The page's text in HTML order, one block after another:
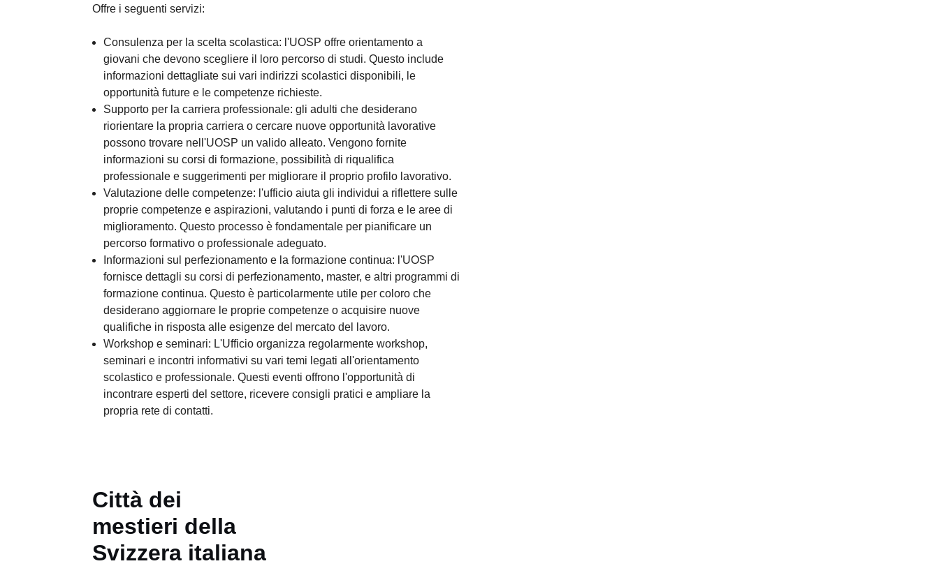
Offre i seguenti servizi:
Consulenza per la scelta scolastica: l'UOSP offre orientamento a
giovani che devono scegliere il loro percorso di studi. Questo include
informazioni dettagliate sui vari indirizzi scolastici disponibili, le
opportunità future e le competenze richieste.
Supporto per la carriera professionale: gli adulti che desiderano
riorientare la propria carriera o cercare nuove opportunità lavorative
possono trovare nell'UOSP un valido alleato. Vengono fornite
informazioni su corsi di formazione, possibilità di riqualifica
professionale e suggerimenti per migliorare il proprio profilo lavorativo.
Valutazione delle competenze: l'ufficio aiuta gli individui a riflettere sulle
proprie competenze e aspirazioni, valutando i punti di forza e le aree di
miglioramento. Questo processo è fondamentale per pianificare un
percorso formativo o professionale adeguato.
Informazioni sul perfezionamento e la formazione continua: l'UOSP
fornisce dettagli su corsi di perfezionamento, master, e altri programmi di
formazione continua. Questo è particolarmente utile per coloro che
desiderano aggiornare le proprie competenze o acquisire nuove
qualifiche in risposta alle esigenze del mercato del lavoro.
Workshop e seminari: L'Ufficio organizza regolarmente workshop,
seminari e incontri informativi su vari temi legati all'orientamento
scolastico e professionale. Questi eventi offrono l'opportunità di
incontrare esperti del settore, ricevere consigli pratici e ampliare la
propria rete di contatti.
Città dei
mestieri della
Svizzera italiana